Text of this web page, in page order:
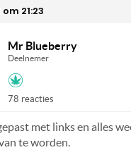
21:23
Mr Blueberry
Deelnemer
78 reacties
met links en alles
te worden.